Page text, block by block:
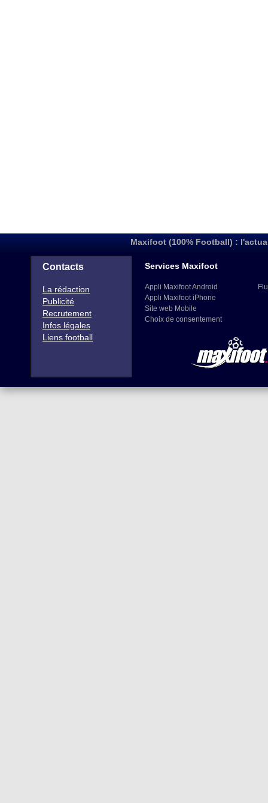
Maxifoot (100% Football) :
Contacts
La rédaction
Publicité
Recrutement
Infos légales
Liens football
Services Maxifoot
Appli Maxifoot Android
Appli Maxifoot iPhone
Site web Mobile
Choix de consentement